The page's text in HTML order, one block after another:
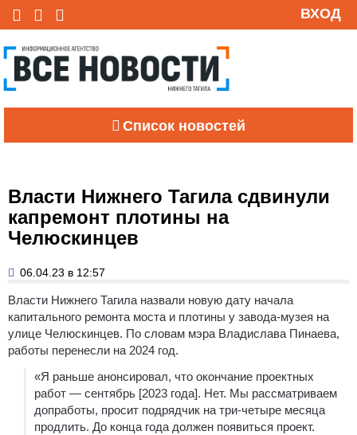
ВХОД
Список новостей
Власти Нижнего Тагила сдвинули
капремонт плотины на
Челюскинцев
06.04.23 в 12:57
Власти Нижнего Тагила назвали новую дату начала
капитального ремонта моста и плотины у завода-музея на
улице Челюскинцев. По словам мэра Владислава Пинаева,
работы перенесли на 2024 год.
«Я раньше анонсировал, что окончание проектных
работ — сентябрь [2023 года]. Нет. Мы рассматриваем
допработы, просит подрядчик на три-четыре месяца
продлить. До конца года должен появиться проект.